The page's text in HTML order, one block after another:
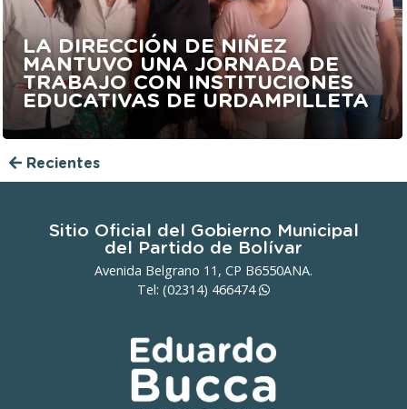
LA DIRECCIÓN DE NIÑEZ
MANTUVO UNA JORNADA DE
TRABAJO CON INSTITUCIONES
EDUCATIVAS DE URDAMPILLETA
Recientes
Sitio Oficial del Gobierno Municipal
del Partido de Bolívar
Avenida Belgrano 11, CP B6550ANA.
Tel: (02314) 466474